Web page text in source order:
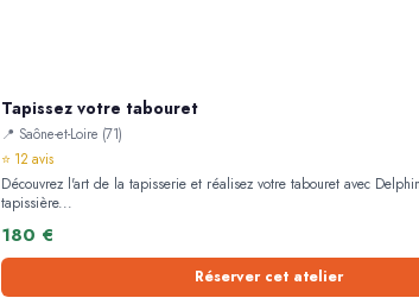
Tapissez votre tabouret
📍 Saône-et-Loire (71)
⭐ 12 avis
Découvrez l'art de la tapisserie et réalisez votre tabouret avec
tapissière...
180 €
Réserver cet atelier